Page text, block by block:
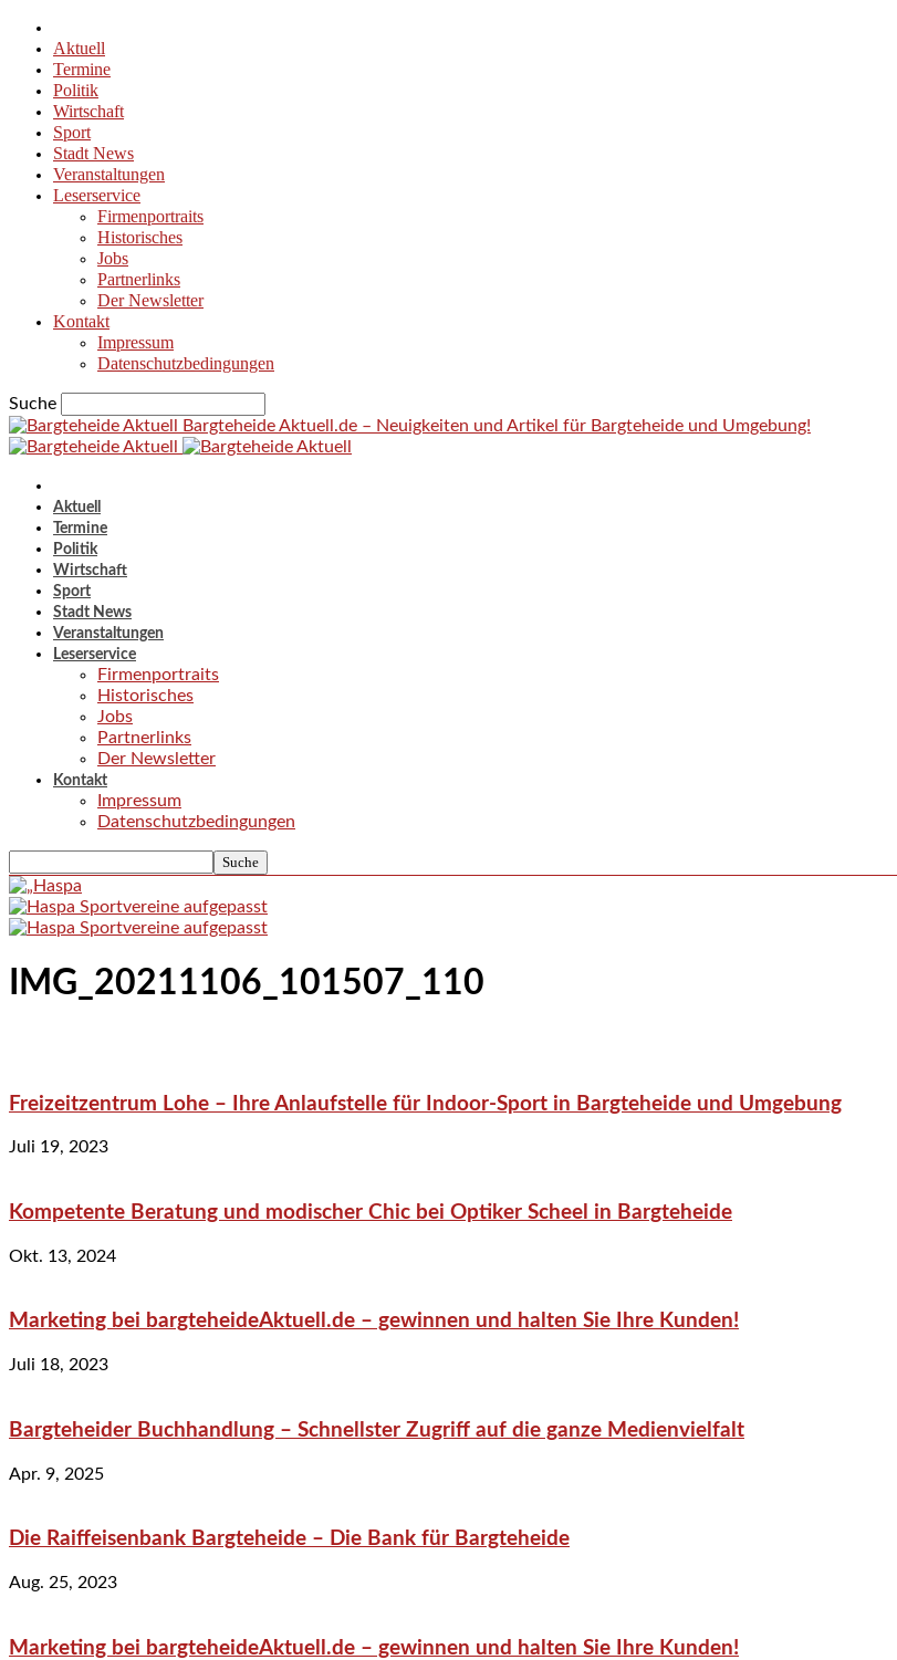
Aktuell
Termine
Politik
Wirtschaft
Sport
Stadt News
Veranstaltungen
Leserservice
Firmenportraits
Historisches
Jobs
Partnerlinks
Der Newsletter
Kontakt
Impressum
Datenschutzbedingungen
Suche
Bargteheide Aktuell.de – Neuigkeiten und Artikel für Bargteheide und Umgebung!
Aktuell
Termine
Politik
Wirtschaft
Sport
Stadt News
Veranstaltungen
Leserservice
Firmenportraits
Historisches
Jobs
Partnerlinks
Der Newsletter
Kontakt
Impressum
Datenschutzbedingungen
IMG_20211106_101507_110
Freizeitzentrum Lohe – Ihre Anlaufstelle für Indoor-Sport in Bargteheide und Umgebung
Juli 19, 2023
Kompetente Beratung und modischer Chic bei Optiker Scheel in Bargteheide
Okt. 13, 2024
Marketing bei bargteheideAktuell.de – gewinnen und halten Sie Ihre Kunden!
Juli 18, 2023
Bargteheider Buchhandlung – Schnellster Zugriff auf die ganze Medienvielfalt
Apr. 9, 2025
Die Raiffeisenbank Bargteheide – Die Bank für Bargteheide
Aug. 25, 2023
Marketing bei bargteheideAktuell.de – gewinnen und halten Sie Ihre Kunden!